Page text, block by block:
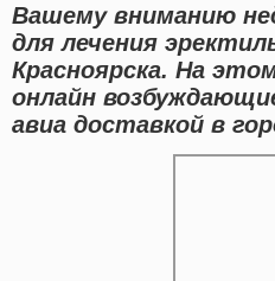
Вашему вниманию
для лечения
Красноярска. На
онлайн
авиа доставкой в